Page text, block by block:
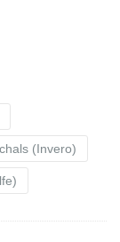
(Invero)